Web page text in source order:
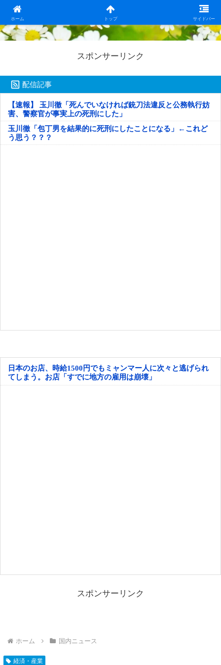
ホーム トップ サイドバー
日本第一！ニュース録
スポンサーリンク
配信記事
【速報】 玉川徹「死んでいなければ銃刀法違反と公務執行妨
害、警察官が事実上の死刑にした」
玉川徹「包丁男を結果的に死刑にしたことになる」←これど
う思う？？？
日本のお店、時給1500円でもミャンマー人に次々と逃げられ
てしまう。お店「すでに地方の雇用は崩壊」
スポンサーリンク
ホーム 国内ニュース
経済・産業